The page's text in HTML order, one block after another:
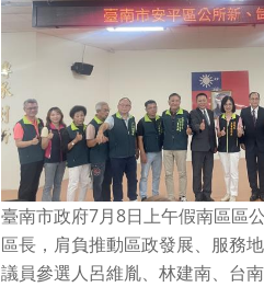
臺南市政府7月8日上午假南區區
區長，肩負推動區政發展、服務
議員參選人呂維胤、林建南、台